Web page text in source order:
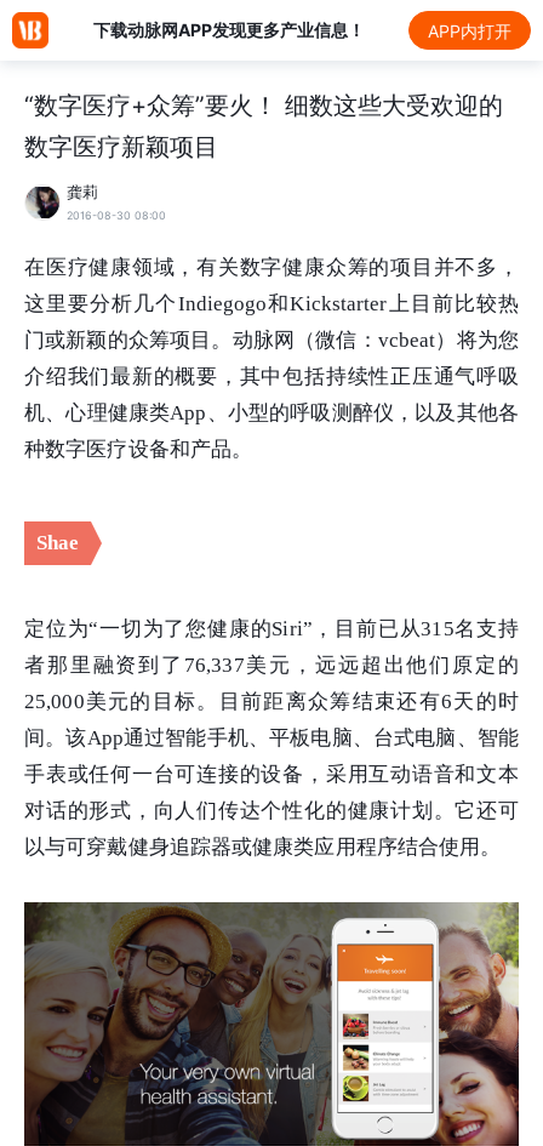
下载动脉网APP发现更多产业信息！ APP内打开
“数字医疗+众筹”要火！ 细数这些大受欢迎的
数字医疗新颖项目
龚莉
2016-08-30 08:00
在医疗健康领域，有关数字健康众筹的项目并不多，
这里要分析几个Indiegogo和Kickstarter上目前比较热
门或新颖的众筹项目。动脉网（微信：vcbeat）将为您
介绍我们最新的概要，其中包括持续性正压通气呼吸
机、心理健康类App、小型的呼吸测醉仪，以及其他各
种数字医疗设备和产品。
Shae
定位为“一切为了您健康的Siri”，目前已从315名支持
者那里融资到了76,337美元，远远超出他们原定的
25,000美元的目标。目前距离众筹结束还有6天的时
间。该App通过智能手机、平板电脑、台式电脑、智能
手表或任何一台可连接的设备，采用互动语音和文本
对话的形式，向人们传达个性化的健康计划。它还可
以与可穿戴健身追踪器或健康类应用程序结合使用。